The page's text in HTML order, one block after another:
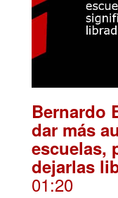
Bernardo
dar más
escuelas,
dejarlas
01:20